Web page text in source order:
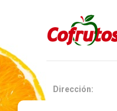
Dirección: